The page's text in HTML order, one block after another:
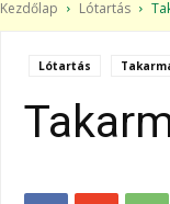
Kezdőlap Lótartás
Lótartás